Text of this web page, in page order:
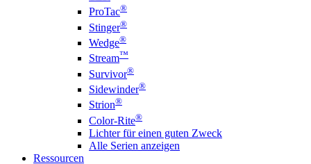
ProTac®
Stinger®
Wedge®
Stream™
Survivor®
Sidewinder®
Strion®
Color-Rite®
Lichter für einen guten Zweck
Alle Serien anzeigen
Ressourcen